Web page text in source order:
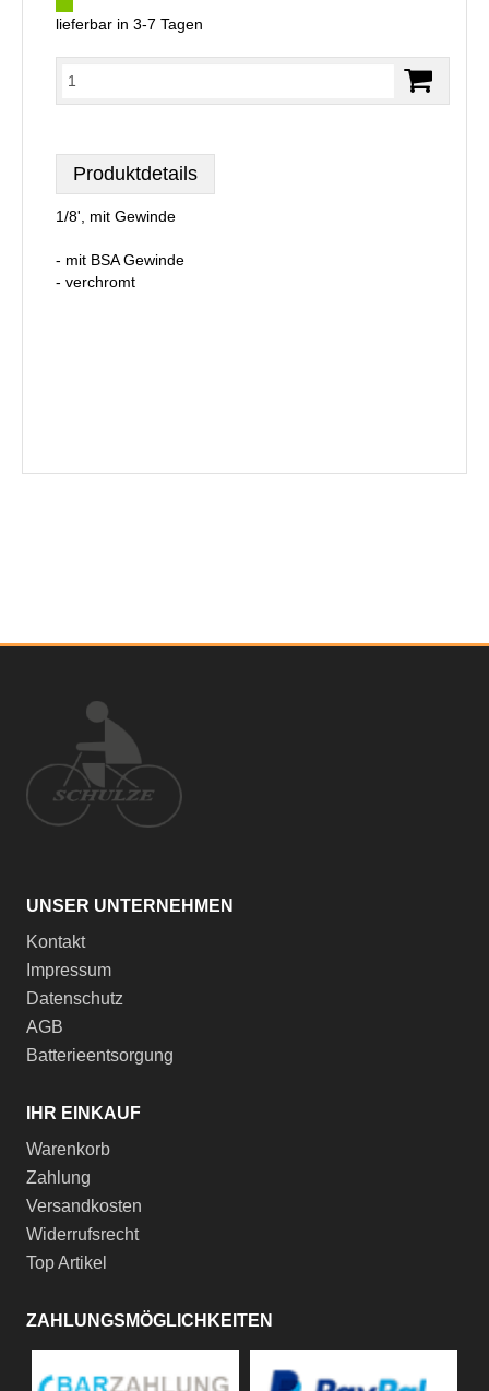
lieferbar in 3-7 Tagen
Produktdetails
1/8', mit Gewinde
- mit BSA Gewinde
- verchromt
UNSER UNTERNEHMEN
Kontakt
Impressum
Datenschutz
AGB
Batterieentsorgung
IHR EINKAUF
Warenkorb
Zahlung
Versandkosten
Widerrufsrecht
Top Artikel
ZAHLUNGSMÖGLICHKEITEN